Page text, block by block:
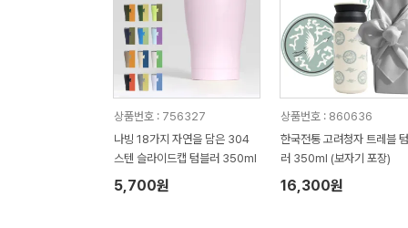
상품번호 : 756327
나빙 18가지 자연을 담은 304
스텐 슬라이드캡 텀블러 350ml
5,700원
상품번호 : 860636
한국전통 고려청자 트레블
러 350ml (보자기 포장)
16,300원